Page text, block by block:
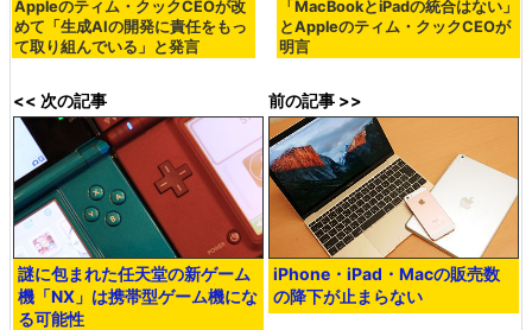
Appleのティム・クックCEOが改
めて「生成AIの開発に責任をもっ
て取り組んでいる」と発言
「MacBookとiPadの統合はない」
とAppleのティム・クックCEOが
明言
<< 次の記事
謎に包まれた任天堂の新ゲーム
機「NX」は携帯型ゲーム機にな
る可能性
前の記事 >>
iPhone・iPad・Macの販売数
の降下が止まらない